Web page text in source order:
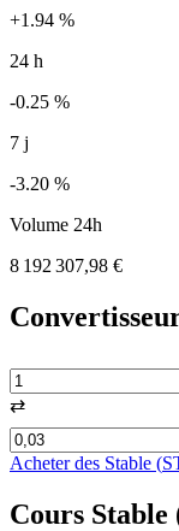
+1.94 %
24 h
-0.25 %
7 j
-3.20 %
Volume 24h
8 192 307,98 €
⇄
Acheter des Stable (
Cours Stable